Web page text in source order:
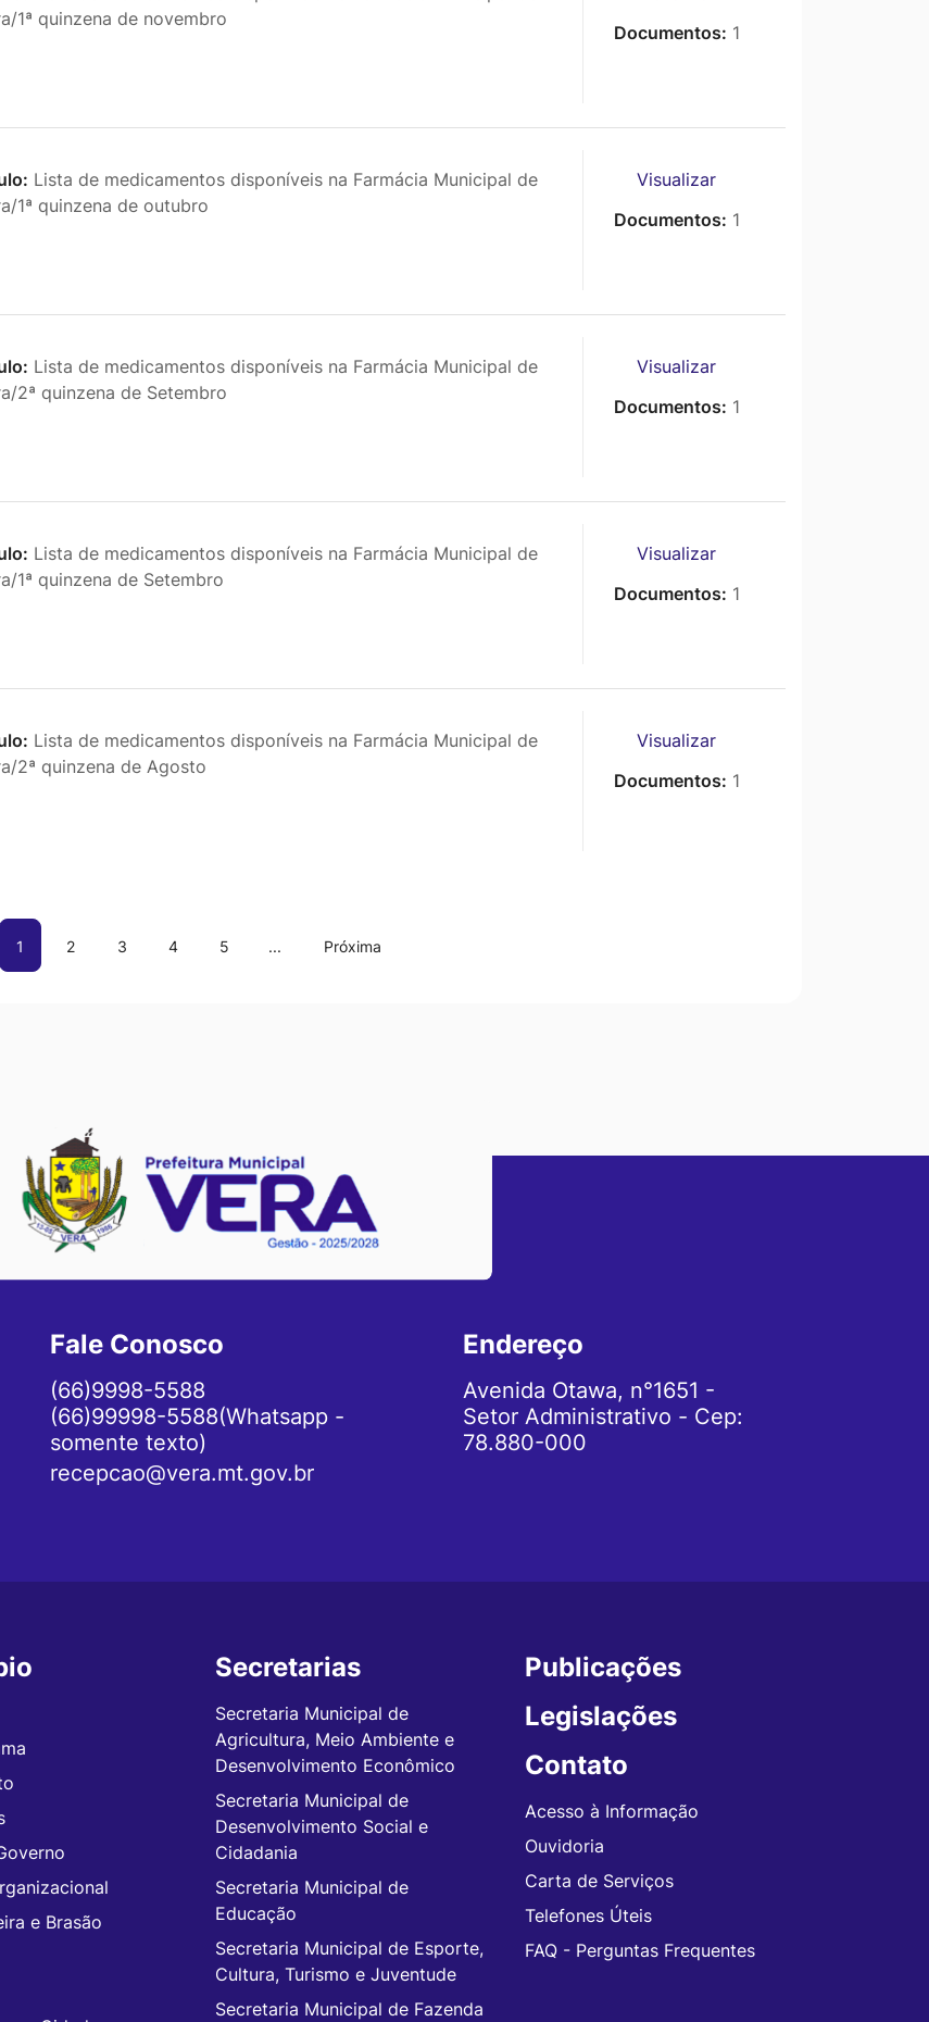
1ª quinzena de novembro
Documentos: 1
Lista de medicamentos disponíveis na Farmácia Municipal de
1ª quinzena de outubro
Visualizar
Documentos: 1
Lista de medicamentos disponíveis na Farmácia Municipal de
2ª quinzena de Setembro
Visualizar
Documentos: 1
Lista de medicamentos disponíveis na Farmácia Municipal de
1ª quinzena de Setembro
Visualizar
Documentos: 1
Lista de medicamentos disponíveis na Farmácia Municipal de
2ª quinzena de Agosto
Visualizar
Documentos: 1
1 2 3 4 5 ... Próxima
Fale Conosco
(66)9998-5588
(66)99998-5588(Whatsapp -
somente texto)
recepcao@vera.mt.gov.br
Endereço
Avenida Otawa, n°1651 -
Setor Administrativo - Cep:
78.880-000
e Brasão
Secretarias
Secretaria Municipal de
Agricultura, Meio Ambiente e
Desenvolvimento Econômico
Secretaria Municipal de
Desenvolvimento Social e
Cidadania
Secretaria Municipal de
Educação
Secretaria Municipal de Esporte,
Cultura, Turismo e Juventude
Secretaria Municipal de Fazenda
Publicações
Legislações
Contato
Acesso à Informação
Ouvidoria
Carta de Serviços
Telefones Úteis
FAQ - Perguntas Frequentes